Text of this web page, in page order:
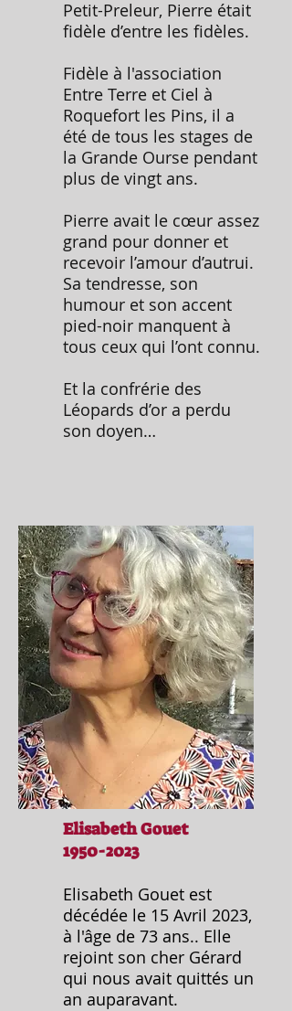
Petit-Preleur, Pierre était
fidèle d’entre les fidèles.
Fidèle à l'association
Entre Terre et Ciel à
Roquefort les Pins, il a
été de tous les stages de
la Grande Ourse pendant
plus de vingt ans.
Pierre avait le cœur assez
grand pour donner et
recevoir l’amour d’autrui.
Sa tendresse, son
humour et son accent
pied-noir manquent à
tous ceux qui l’ont connu.
Et la confrérie des
Léopards d’or a perdu
son doyen…
Elisabeth Gouet
1950-2023
Elisabeth Gouet est
décédée le 15 Avril 2023,
à l'âge de 73 ans.. Elle
rejoint son cher Gérard
qui nous avait quittés un
an auparavant.